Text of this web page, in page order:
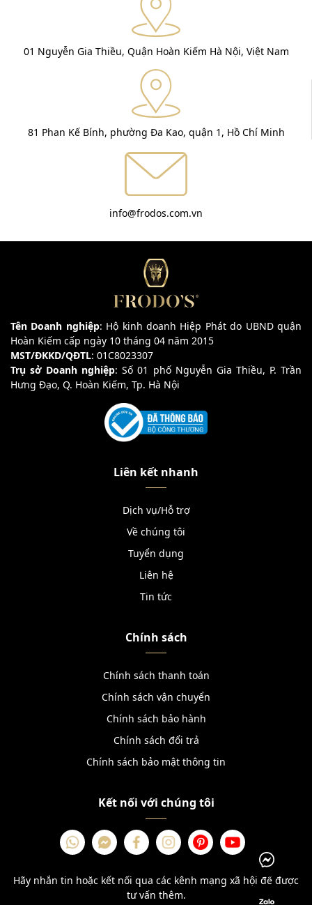
01 Nguyễn Gia Thiều, Quận Hoàn Kiếm Hà Nội, Việt Nam
81 Phan Kế Bính, phường Đa Kao, quận 1, Hồ Chí Minh
info@frodos.com.vn
Tên Doanh nghiệp: Hộ kinh doanh Hiệp Phát do UBND quận
Hoàn Kiếm cấp ngày 10 tháng 04 năm 2015
MST/ĐKKD/QĐTL: 01C8023307
Trụ sở Doanh nghiệp: Số 01 phố Nguyễn Gia Thiều, P. Trần
Hưng Đạo, Q. Hoàn Kiếm, Tp. Hà Nội
Liên kết nhanh
Dịch vụ/Hỗ trợ
Về chúng tôi
Tuyển dụng
Liên hệ
Tin tức
Chính sách
Chính sách thanh toán
Chính sách vận chuyển
Chính sách bảo hành
Chính sách đổi trả
Chính sách bảo mật thông tin
Kết nối với chúng tôi
Hãy nhắn tin hoặc kết nối qua các kênh mạng xã hội để được
tư vấn thêm.